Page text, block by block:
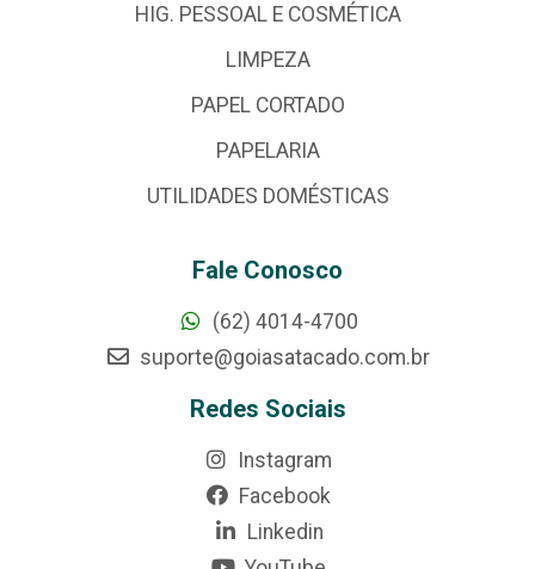
HIG. PESSOAL E COSMÉTICA
LIMPEZA
PAPEL CORTADO
PAPELARIA
UTILIDADES DOMÉSTICAS
Fale Conosco
(62) 4014-4700
suporte@goiasatacado.com.br
Redes Sociais
Instagram
Facebook
Linkedin